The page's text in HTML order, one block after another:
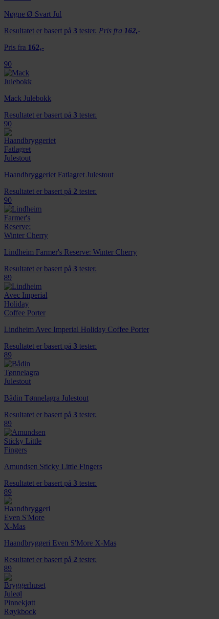
Nøgne Ø Svart Jul
Resultatet er basert på 3 tester. Pris fra 162,-
Pris fra 162,-
90
Mack Julebokk
Resultatet er basert på 3 tester.
90
Haandbryggeriet Fatlagret Julestout
Resultatet er basert på 2 tester.
90
Lindheim Farmer's Reserve: Winter Cherry
Resultatet er basert på 3 tester.
89
Lindheim Avec Imperial Holiday Coffee Porter
Resultatet er basert på 3 tester.
89
Bådin Tønnelagra Julestout
Resultatet er basert på 3 tester.
89
Amundsen Sticky Little Fingers
Resultatet er basert på 3 tester.
89
Haandbryggeri Even S'More X-Mas
Resultatet er basert på 2 tester.
89